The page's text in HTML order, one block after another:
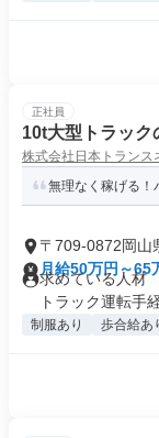
正社員
10t大型トラック
株式会社日本トランス
無理なく稼げる
〒709-0872岡山
月給50万円～65
求めている人材
トラック運転手
制服あり 歩合給あ